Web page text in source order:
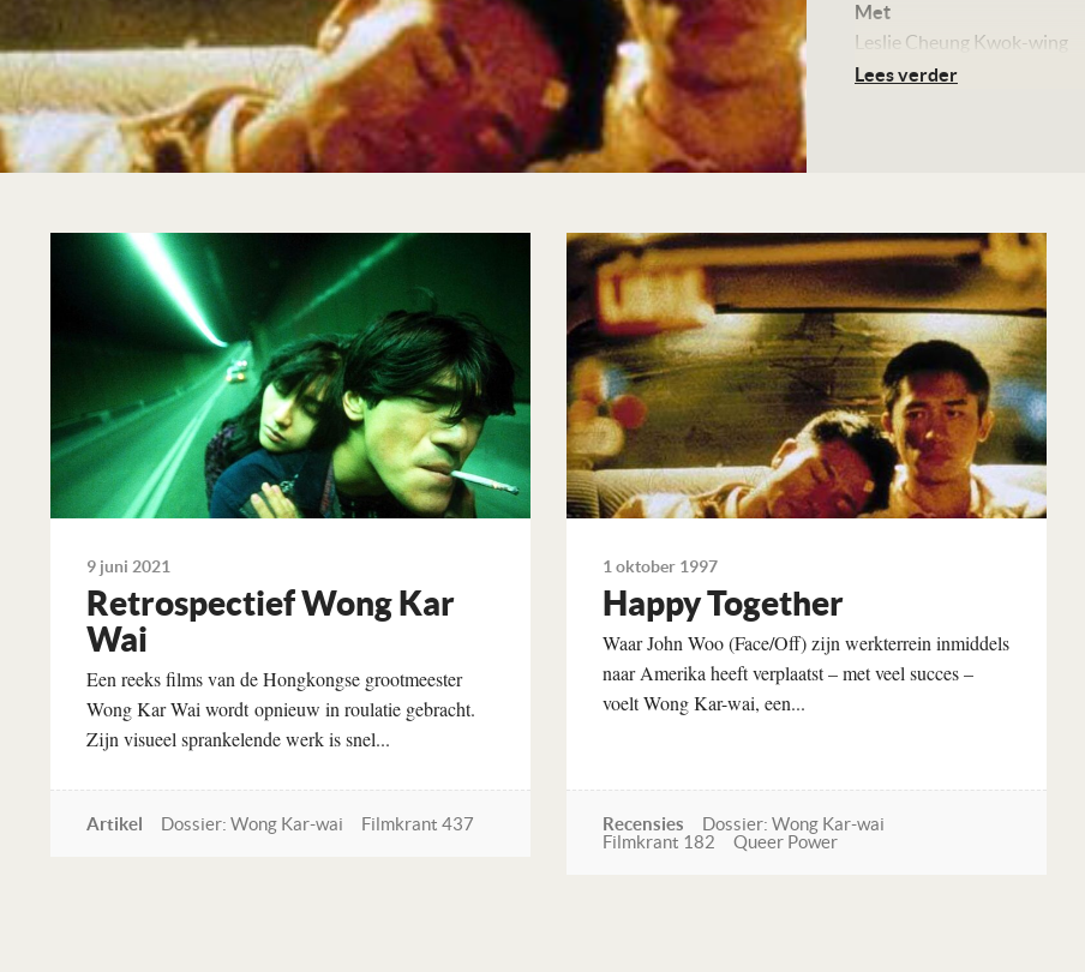
Met
Leslie Cheung Kwok-wing
Tony Leung Chiu-wai
Cinemien
Te zien
vanaf 2 oktober
Lees verder
9 juni 2021
Retrospectief Wong Kar
Wai
Een reeks films van de Hongkongse grootmeester
Wong Kar Wai wordt opnieuw in roulatie gebracht.
Zijn visueel sprankelende werk is snel...
Artikel Dossier: Wong Kar-wai Filmkrant 437
1 oktober 1997
Happy Together
Waar John Woo (Face/Off) zijn werkterrein inmiddels
naar Amerika heeft verplaatst – met veel succes –
voelt Wong Kar-wai, een...
Recensies
Dossier: Wong Kar-wai
Filmkrant 182
Queer Power